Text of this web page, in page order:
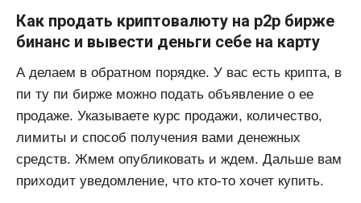
Как продать криптовалюту на p2p бирже
бинанс и вывести деньги себе на карту
А делаем в обратном порядке. У вас есть крипта, в
пи ту пи бирже можно подать объявление о ее
продаже. Указываете курс продажи, количество,
лимиты и способ получения вами денежных
средств. Жмем опубликовать и ждем. Дальше вам
приходит уведомление, что кто-то хочет купить.